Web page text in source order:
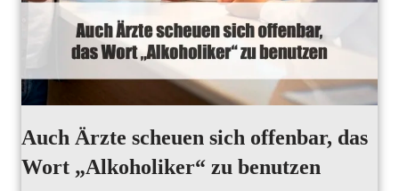
Auch Ärzte scheuen sich offenbar, das
Wort „Alkoholiker“ zu benutzen